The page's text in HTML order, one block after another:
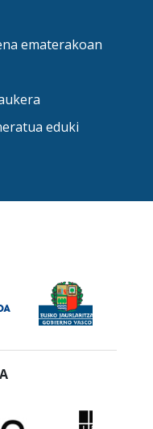
ematerakoan
eduki